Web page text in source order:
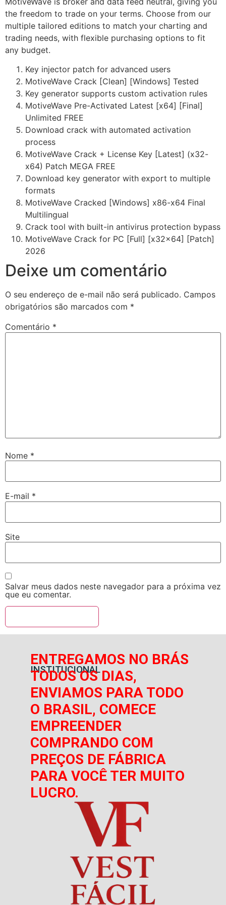
the freedom to trade on your terms. Choose from our
multiple tailored editions to match your charting and
trading needs, with flexible purchasing options to fit
any budget.
Key injector patch for advanced users
MotiveWave Crack [Clean] [Windows] Tested
Key generator supports custom activation rules
MotiveWave Pre-Activated Latest [x64] [Final]
Unlimited FREE
Download crack with automated activation
process
MotiveWave Crack + License Key [Latest] (x32-
x64) Patch MEGA FREE
Download key generator with export to multiple
formats
MotiveWave Cracked [Windows] x86-x64 Final
Multilingual
Crack tool with built-in antivirus protection bypass
MotiveWave Crack for PC [Full] [x32x64] [Patch]
2026
Deixe um comentário
O seu endereço de e-mail não será publicado. Campos
obrigatórios são marcados com *
Comentário *
Nome *
E-mail *
Site
Salvar meus dados neste navegador para a próxima vez
que eu comentar.
INSTITUCIONAL
ENTREGAMOS NO BRÁS
TODOS OS DIAS,
ENVIAMOS PARA TODO
O BRASIL, COMECE
EMPREENDER
COMPRANDO COM
PREÇOS DE FÁBRICA
PARA VOCÊ TER MUITO
LUCRO.